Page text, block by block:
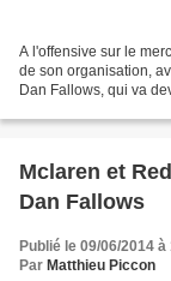
A l'offensive sur le
de son organisation,
Dan Fallows, qui va
Mclaren et
Dan Fallows
Publié le 09/06/2014 à
Par Matthieu Piccon